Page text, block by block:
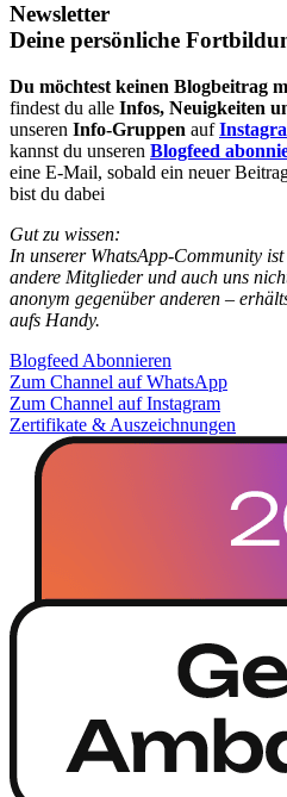
Newsletter
Deine persönliche
Du möchtest keinen Blogbeitrag
findest du alle Infos, Neuigkeiten
unseren Info-Gruppen auf
kannst du unseren Blogfeed
eine E-Mail, sobald ein neuer
bist du dabei
Gut zu wissen:
In unserer WhatsApp-Community
andere Mitglieder und auch uns
anonym gegenüber anderen –
aufs Handy.
Blogfeed Abonnieren
Zum Channel auf WhatsApp
Zum Channel auf Instagram
Zertifikate & Auszeichnungen